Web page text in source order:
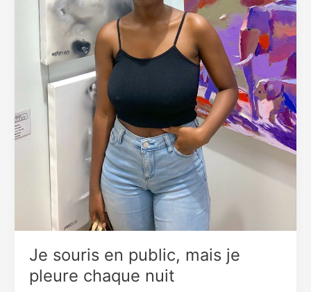
Je souris en public, mais je
pleure chaque nuit